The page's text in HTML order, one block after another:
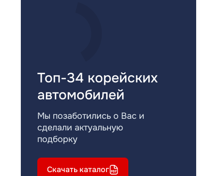
Топ-34 корейских
автомобилей
Мы позаботились о Вас и
сделали актуальную
подборку
Скачать каталог